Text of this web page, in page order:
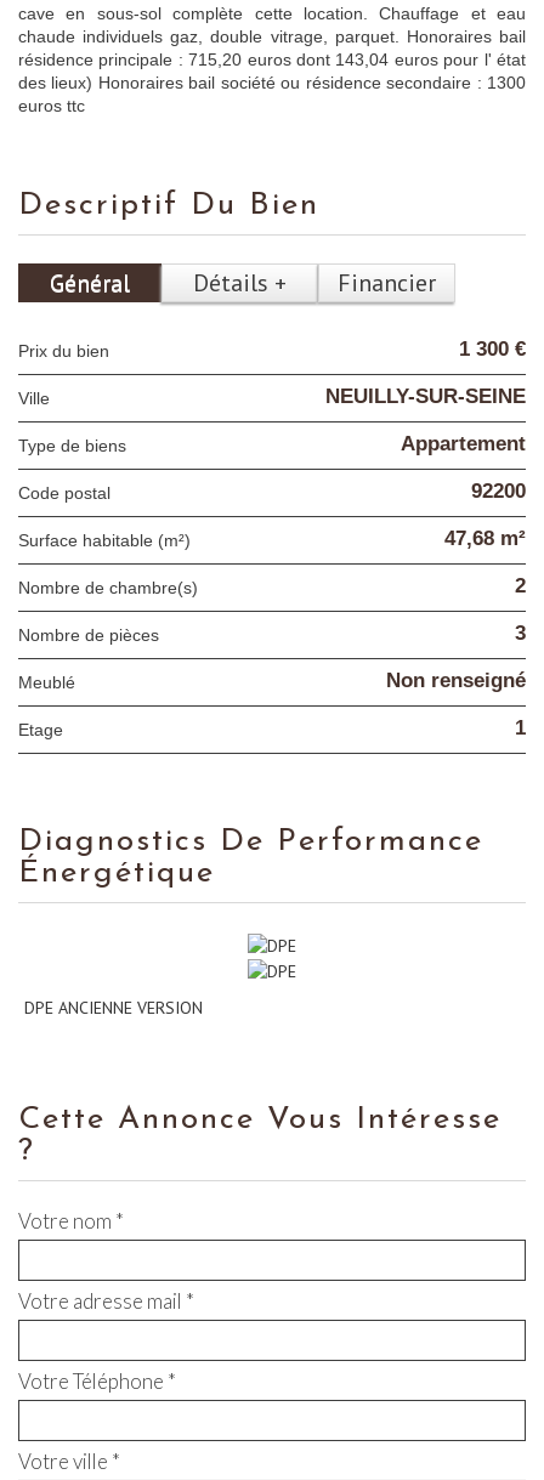
cave en sous-sol complète cette location. Chauffage et eau
chaude individuels gaz, double vitrage, parquet. Honoraires bail
résidence principale : 715,20 euros dont 143,04 euros pour l' état
des lieux) Honoraires bail société ou résidence secondaire : 1300
euros ttc
Descriptif Du Bien
Général Détails + Financier
Prix du bien 1 300 €
Ville NEUILLY-SUR-SEINE
Type de biens Appartement
Code postal 92200
Surface habitable (m²) 47,68 m²
Nombre de chambre(s) 2
Nombre de pièces 3
Meublé Non renseigné
Etage 1
Diagnostics De Performance
Énergétique
DPE ANCIENNE VERSION
Cette Annonce Vous Intéresse
?
Votre nom *
Votre adresse mail *
Votre Téléphone *
Votre ville *